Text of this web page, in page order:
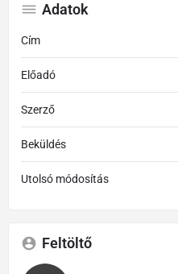
Adatok
Cím
Előadó
Szerző
Beküldés
Utolsó módosítás
Feltöltő